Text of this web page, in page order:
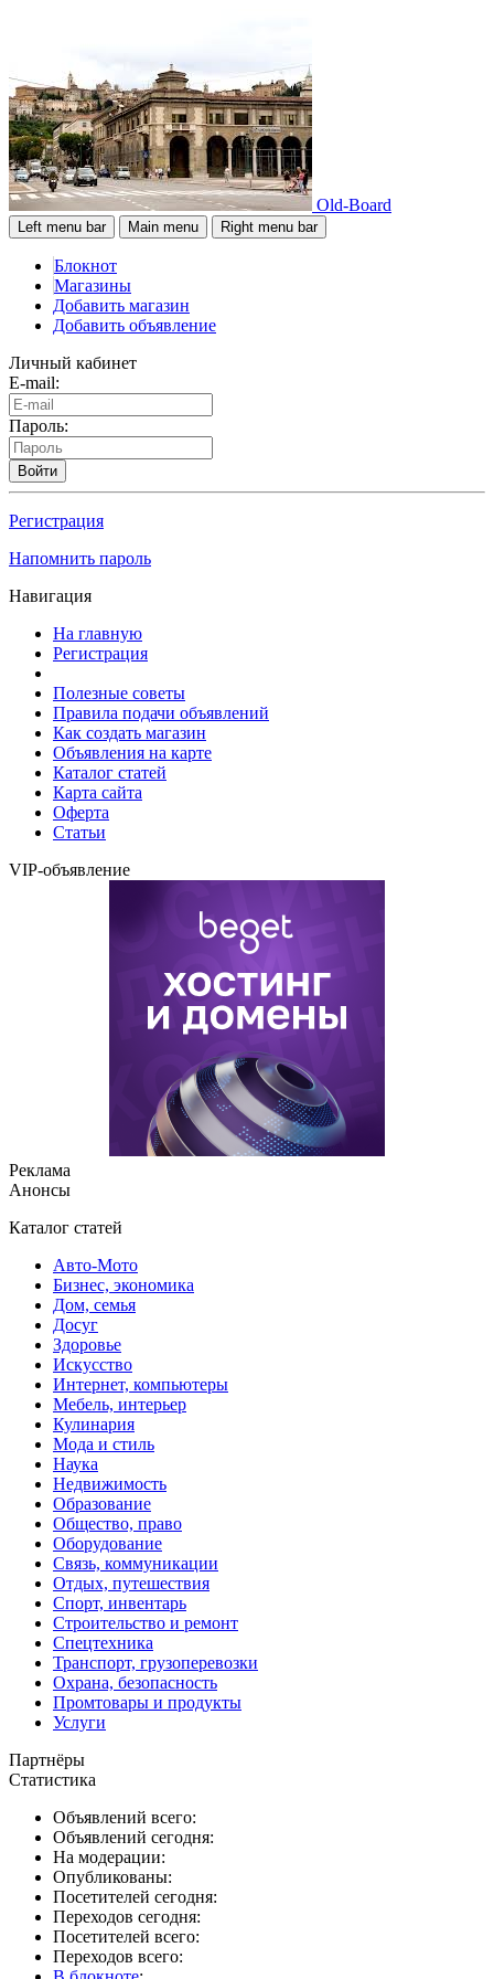
Old-Board
Left menu bar Main menu Right menu bar
Блокнот
Магазины
Добавить магазин
Добавить объявление
Личный кабинет
E-mail:
Пароль:
Войти
Регистрация
Напомнить пароль
Навигация
На главную
Регистрация
Полезные советы
Правила подачи объявлений
Как создать магазин
Объявления на карте
Каталог статей
Карта сайта
Оферта
Статьи
VIP-объявление
Реклама
Анонсы
Каталог статей
Авто-Мото
Бизнес, экономика
Дом, семья
Досуг
Здоровье
Искусство
Интернет, компьютеры
Мебель, интерьер
Кулинария
Мода и стиль
Наука
Недвижимость
Образование
Общество, право
Оборудование
Связь, коммуникации
Отдых, путешествия
Спорт, инвентарь
Строительство и ремонт
Спецтехника
Транспорт, грузоперевозки
Охрана, безопасность
Промтовары и продукты
Услуги
Партнёры
Статистика
Объявлений всего:
Объявлений сегодня:
На модерации:
Опубликованы:
Посетителей сегодня:
Переходов сегодня:
Посетителей всего:
Переходов всего: